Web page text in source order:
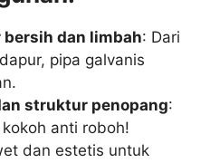
dan limbah: Dari
pipa galvanis
struktur penopang:
anti roboh!
dan estetis untuk